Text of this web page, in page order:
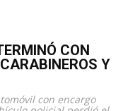
CON
Y
con encargo